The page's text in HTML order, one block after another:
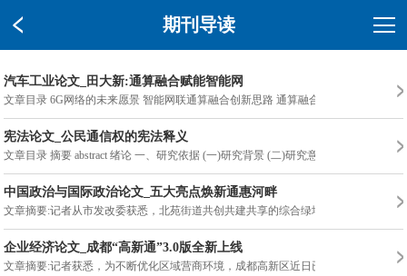
期刊导读
汽车工业论文_田大新:通算融合赋能智能网
文章目录 6G网络的未来愿景 智能网联通算融合创新思路 通算融合前
宪法论文_公民通信权的宪法释义
文章目录 摘要 abstract 绪论 一、研究依据 (一)研究背景 (二)研究意义
中国政治与国际政治论文_五大亮点焕新通惠河畔
文章摘要:记者从市发改委获悉，北苑街道共创共建共享的综合绿地—
企业经济论文_成都“高新通”3.0版全新上线
文章摘要:记者获悉，为不断优化区域营商环境，成都高新区近日已优